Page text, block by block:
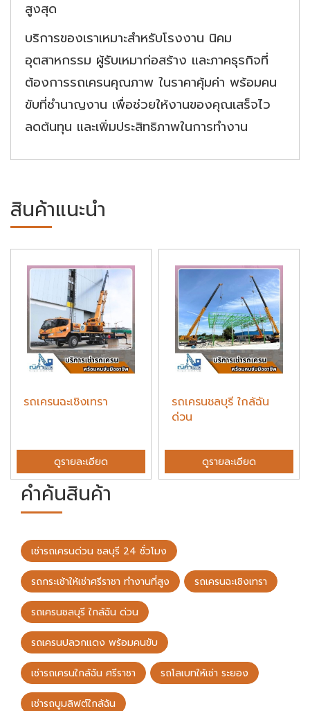
สูงสุด
บริการของเราเหมาะสำหรับโรงงาน นิคม
อุตสาหกรรม ผู้รับเหมาก่อสร้าง และภาคธุรกิจที่
ต้องการรถเครนคุณภาพ ในราคาคุ้มค่า พร้อมคน
ขับที่ชำนาญงาน เพื่อช่วยให้งานของคุณเสร็จไว
ลดต้นทุน และเพิ่มประสิทธิภาพในการทำงาน
สินค้าแนะนำ
รถเครนฉะเชิงเทรา
ดูรายละเอียด
รถเครนชลบุรี ใกล้ฉัน
ด่วน
ดูรายละเอียด
คำค้นสินค้า
เช่ารถเครนด่วน ชลบุรี 24 ชั่วโมง
รถกระเช้าให้เช่าศรีราชา ทำงานที่สูง รถเครนฉะเชิงเทรา
รถเครนชลบุรี ใกล้ฉัน ด่วน
รถเครนปลวกแดง พร้อมคนขับ
เช่ารถเครนใกล้ฉัน ศรีราชา รถโลเบทให้เช่า ระยอง
เช่ารถบูมลิฟต์ใกล้ฉัน